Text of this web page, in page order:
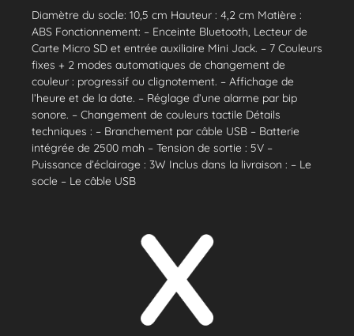
Diamètre du socle: 10,5 cm Hauteur : 4,2 cm Matière :
ABS Fonctionnement: – Enceinte Bluetooth, Lecteur de
Carte Micro SD et entrée auxiliaire Mini Jack. – 7 Couleurs
fixes + 2 modes automatiques de changement de
couleur : progressif ou clignotement. – Affichage de
l’heure et de la date. – Réglage d’une alarme par bip
sonore. – Changement de couleurs tactile Détails
techniques : – Branchement par câble USB – Batterie
intégrée de 2500 mah – Tension de sortie : 5V –
Puissance d’éclairage : 3W Inclus dans la livraison : – Le
socle – Le câble USB